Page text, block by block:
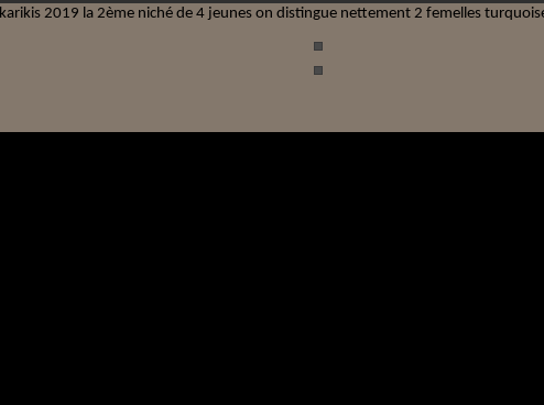
2019 la 2ème niché de 4 jeunes on distingue nettement 2 femelles